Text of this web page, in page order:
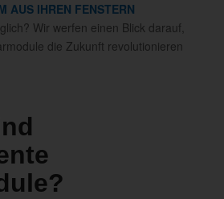
AUS IHREN FENSTERN
Wir werfen einen Blick darauf,
die Zukunft revolutionieren